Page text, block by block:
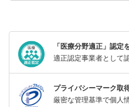
「医療分野適正」認定
適正認定事業者として
プライバシーマーク取
厳密な管理基準で個人